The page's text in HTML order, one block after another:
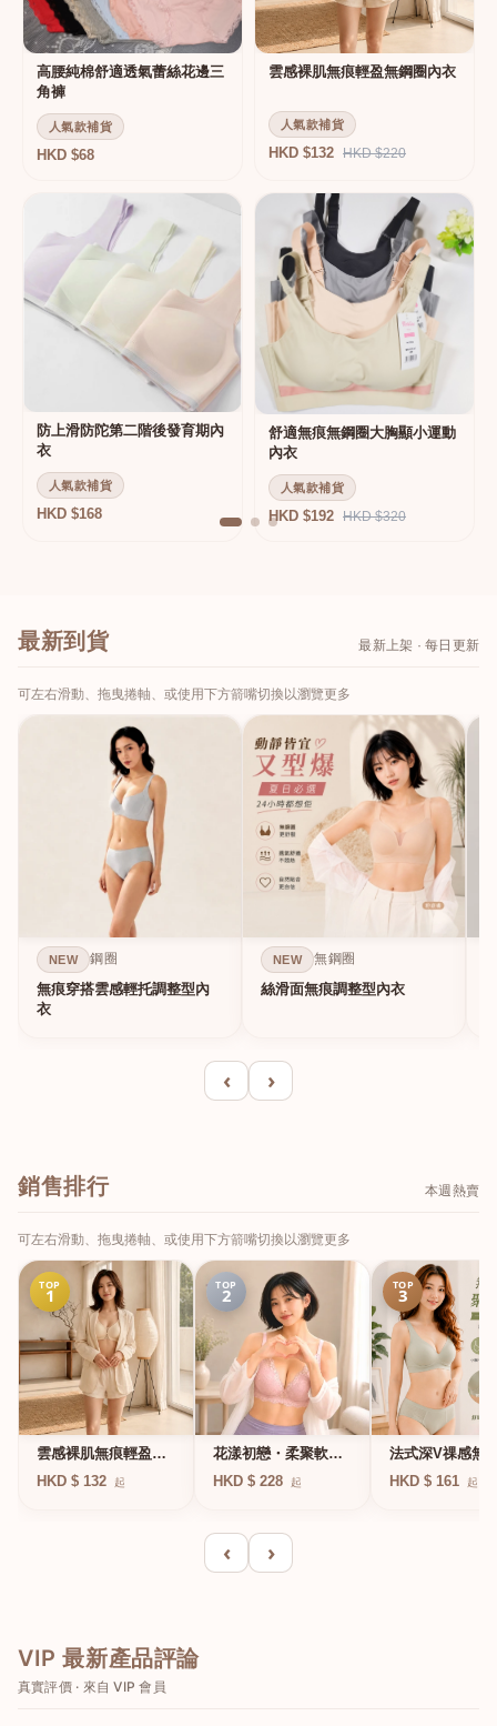
高腰純棉舒適透氣蕾絲花邊三
角褲
人氣款補貨
HKD $68
雲感裸肌無痕輕盈無鋼圈內衣
人氣款補貨
HKD $132 HKD $220
防上滑防陀第二階後發育期內
衣
人氣款補貨
HKD $168
舒適無痕無鋼圈大胸顯小運動
內衣
人氣款補貨
HKD $192 HKD $320
最新到貨 最新上架 · 每日更新
可左右滑動、拖曳捲軸、或使用下方箭嘴切換以瀏覽更多
NEW 鋼圈
無痕穿搭雲感輕托調整型內
衣
NEW 無鋼圈
絲滑面無痕調整型內衣
‹ ›
銷售排行 本週熱賣
可左右滑動、拖曳捲軸、或使用下方箭嘴切換以瀏覽更多
TOP
1
雲感裸肌無痕輕盈無
鋼圈內衣
HKD $ 132 起
TOP
2
花漾初戀・柔聚軟鋼
圈蕾絲內衣
HKD $ 228 起
TOP
3
法式深V祼感無
凍軟支撐條無鋼
HKD $ 161 起
‹ ›
VIP 最新產品評論
真實評價 · 來自 VIP 會員